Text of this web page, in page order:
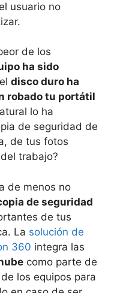
usuario no
de los
ha sido
disco duro ha
robado tu portátil
lo ha
de seguridad de
de tus fotos
trabajo?
de menos no
de seguridad
de tus
La solución de
360 integra las
como parte de
los equipos para